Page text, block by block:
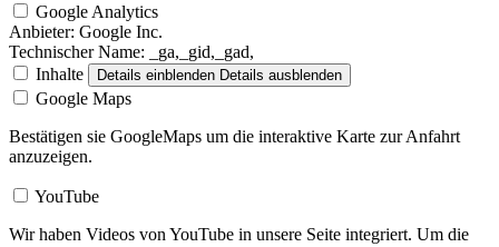
Google Analytics
Anbieter: Google Inc.
Technischer Name: _ga,_gid,_gad,
Inhalte
Details einblenden Details ausblenden
Google Maps
Bestätigen sie GoogleMaps um die interaktive Karte zur Anfahrt
anzuzeigen.
YouTube
Wir haben Videos von YouTube in unsere Seite integriert. Um die